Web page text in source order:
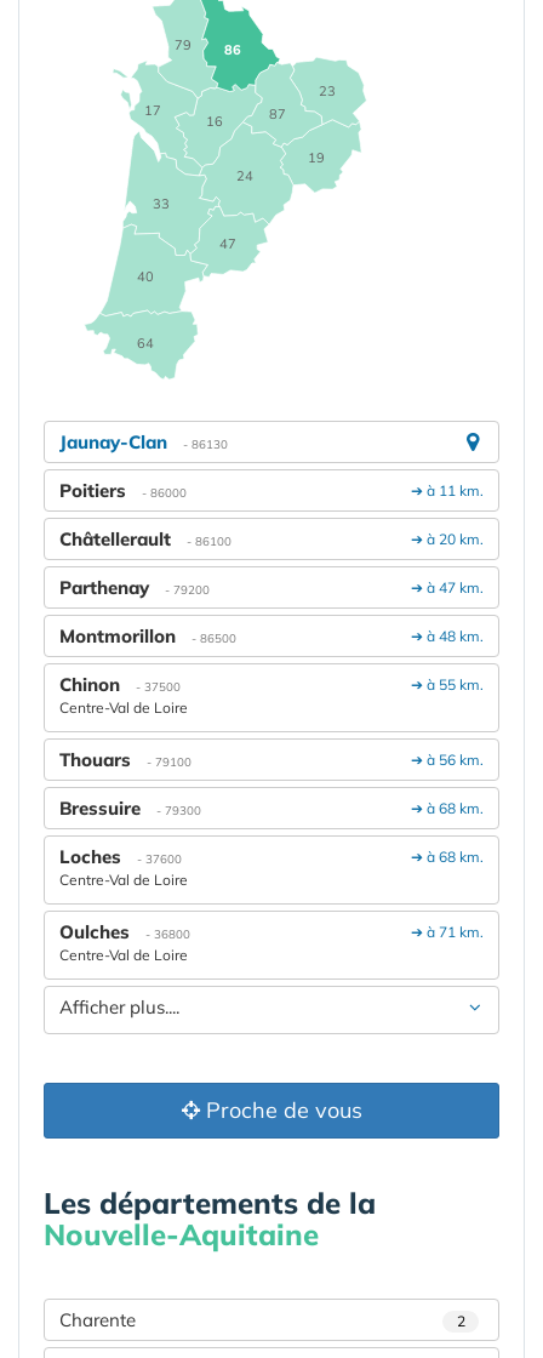
16
17
19
23
24
33
40
47
64
79 86
87
Jaunay-Clan - 86130
➔ à 11 km.
Poitiers - 86000
➔ à 20 km.
Châtellerault - 86100
➔ à 47 km.
Parthenay - 79200
➔ à 48 km.
Montmorillon - 86500
➔ à 55 km.
Chinon - 37500
Centre-Val de Loire
➔ à 56 km.
Thouars - 79100
➔ à 68 km.
Bressuire - 79300
➔ à 68 km.
Loches - 37600
Centre-Val de Loire
➔ à 71 km.
Oulches - 36800
Centre-Val de Loire
Afficher plus....
Proche de vous
Les départements de la
Nouvelle-Aquitaine
Charente 2